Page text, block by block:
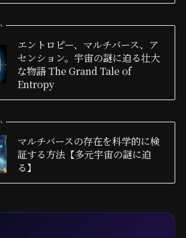
エントロピー、マルチバース、ア
センション。宇宙の謎に迫る壮大
な物語 The Grand Tale of
Entropy
マルチバースの存在を科学的に検
証する方法【多元宇宙の謎に迫
る】